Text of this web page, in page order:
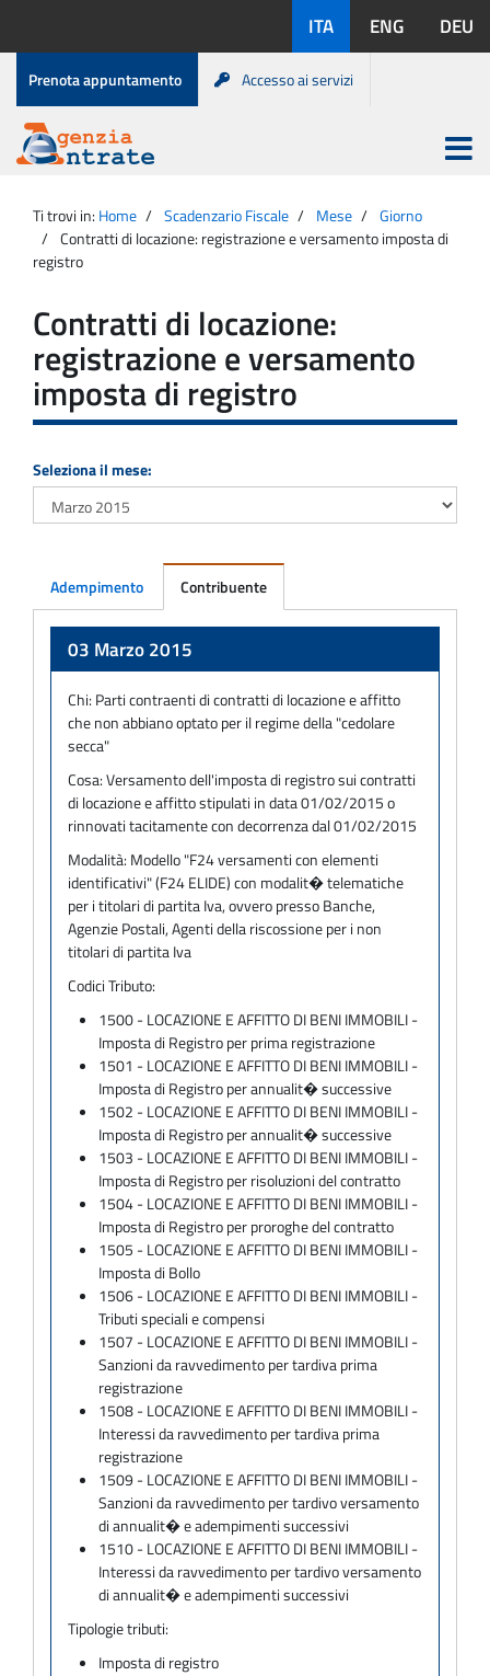
contenuto
disponibili:
ITA ENG DEU
Menu
di
servizio
Prenota appuntamento Accesso ai servizi
Agenzia
Entrate
Apri
menu
principale
Ti trovi in: Home Scadenzario Fiscale Mese
Giorno
Contratti di locazione: registrazione e versamento imposta di
registro
Contratti di locazione:
registrazione e versamento
imposta di registro
Seleziona il mese:
Adempimento Contribuente
03 Marzo 2015
Chi: Parti contraenti di contratti di locazione e affitto
che non abbiano optato per il regime della "cedolare
secca"
Cosa:Versamento dell'imposta di registro sui contratti
di locazione e affitto stipulati in data 01/02/2015 o
rinnovati tacitamente con decorrenza dal 01/02/2015
Modalità: Modello "F24 versamenti con elementi
identificativi" (F24 ELIDE) con modalit� telematiche
per i titolari di partita Iva, ovvero presso Banche,
Agenzie Postali, Agenti della riscossione per i non
titolari di partita Iva
Codici Tributo:
1500 - LOCAZIONE E AFFITTO DI BENI IMMOBILI -
Imposta di Registro per prima registrazione
1501 - LOCAZIONE E AFFITTO DI BENI IMMOBILI -
Imposta di Registro per annualit� successive
1502 - LOCAZIONE E AFFITTO DI BENI IMMOBILI -
Imposta di Registro per annualit� successive
1503 - LOCAZIONE E AFFITTO DI BENI IMMOBILI -
Imposta di Registro per risoluzioni del contratto
1504 - LOCAZIONE E AFFITTO DI BENI IMMOBILI -
Imposta di Registro per proroghe del contratto
1505 - LOCAZIONE E AFFITTO DI BENI IMMOBILI -
Imposta di Bollo
1506 - LOCAZIONE E AFFITTO DI BENI IMMOBILI -
Tributi speciali e compensi
1507 - LOCAZIONE E AFFITTO DI BENI IMMOBILI -
Sanzioni da ravvedimento per tardiva prima
registrazione
1508 - LOCAZIONE E AFFITTO DI BENI IMMOBILI -
Interessi da ravvedimento per tardiva prima
registrazione
1509 - LOCAZIONE E AFFITTO DI BENI IMMOBILI -
Sanzioni da ravvedimento per tardivo versamento
di annualit� e adempimenti successivi
1510 - LOCAZIONE E AFFITTO DI BENI IMMOBILI -
Interessi da ravvedimento per tardivo versamento
di annualit� e adempimenti successivi
Tipologie tributi:
Imposta di registro